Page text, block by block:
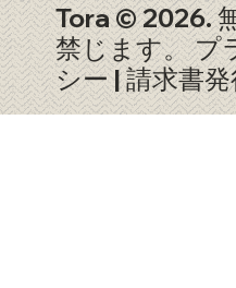
Tora © 2026.
禁じます。プ
シー|請求書